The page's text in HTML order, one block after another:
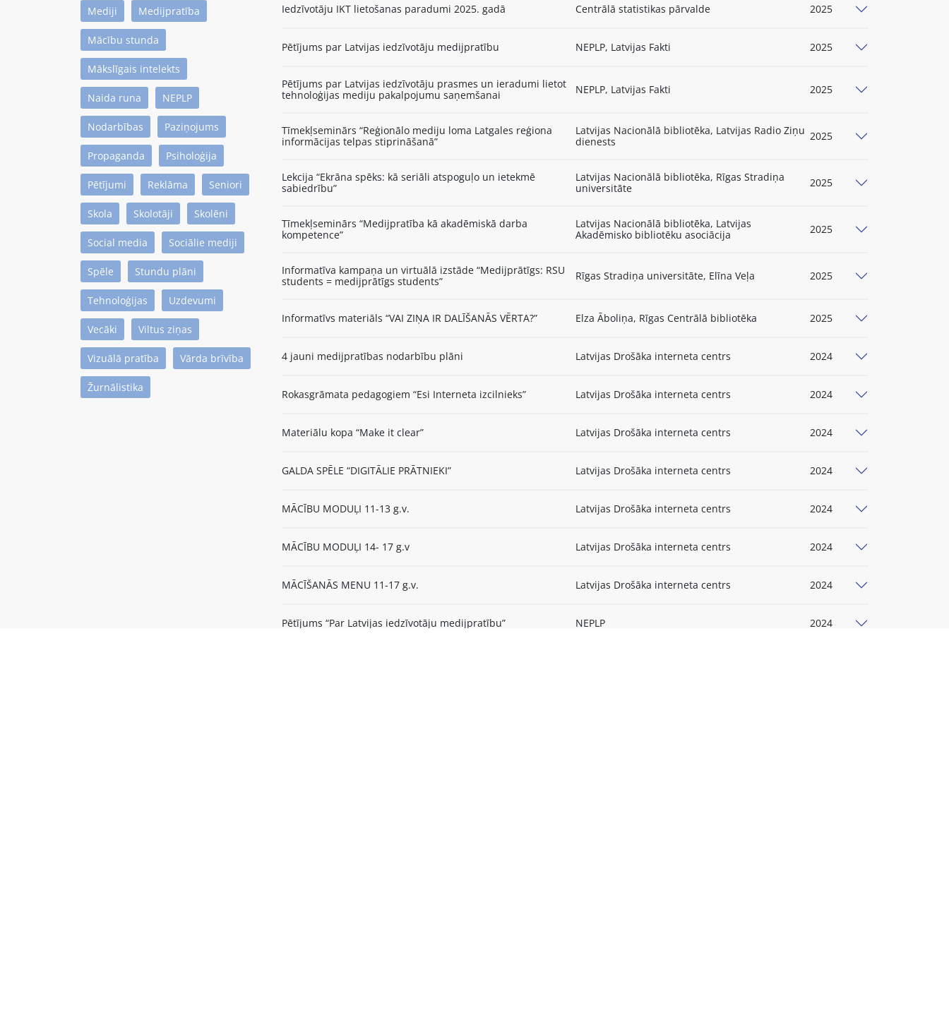
Mediji Medijpratība
Mācību stunda
Mākslīgais intelekts
Naida runa NEPLP
Nodarbības Paziņojums
Propaganda Psiholoģija
Pētījumi Reklāma Seniori
Skola Skolotāji Skolēni
Social media Sociālie mediji
Spēle Stundu plāni
Tehnoloģijas Uzdevumi
Vecāki Viltus ziņas
Vizuālā pratība Vārda brīvība
Žurnālistika
Iedzīvotāju IKT lietošanas paradumi 2025. gadā Centrālā statistikas pārvalde 2025
Pētījums par Latvijas iedzīvotāju medijpratību NEPLP, Latvijas Fakti 2025
Pētījums par Latvijas iedzīvotāju prasmes un ieradumi lietot
tehnoloģijas mediju pakalpojumu saņemšanai
NEPLP, Latvijas Fakti 2025
Tīmekļseminārs “Reģionālo mediju loma Latgales reģiona
informācijas telpas stiprināšanā”
Latvijas Nacionālā bibliotēka, Latvijas Radio Ziņu
dienests
2025
Lekcija “Ekrāna spēks: kā seriāli atspoguļo un ietekmē
sabiedrību”
Latvijas Nacionālā bibliotēka, Rīgas Stradiņa
universitāte
2025
Tīmekļseminārs “Medijpratība kā akadēmiskā darba
kompetence”
Latvijas Nacionālā bibliotēka, Latvijas
Akadēmisko bibliotēku asociācija
2025
Informatīva kampaņa un virtuālā izstāde “Medijprātīgs: RSU
students = medijprātīgs students”
Rīgas Stradiņa universitāte, Elīna Veļa 2025
Informatīvs materiāls “VAI ZIŅA IR DALĪŠANĀS VĒRTA?” Elza Āboliņa, Rīgas Centrālā bibliotēka 2025
4 jauni medijpratības nodarbību plāni Latvijas Drošāka interneta centrs 2024
Rokasgrāmata pedagogiem “Esi Interneta izcilnieks” Latvijas Drošāka interneta centrs 2024
Materiālu kopa “Make it clear” Latvijas Drošāka interneta centrs 2024
GALDA SPĒLE “DIGITĀLIE PRĀTNIEKI” Latvijas Drošāka interneta centrs 2024
MĀCĪBU MODUĻI 11-13 g.v. Latvijas Drošāka interneta centrs 2024
MĀCĪBU MODUĻI 14- 17 g.v Latvijas Drošāka interneta centrs 2024
MĀCĪŠANĀS MENU 11-17 g.v. Latvijas Drošāka interneta centrs 2024
Pētījums “Par Latvijas iedzīvotāju medijpratību” NEPLP 2024